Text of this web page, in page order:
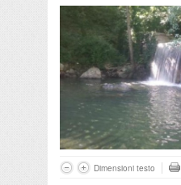
Dimensioni testo